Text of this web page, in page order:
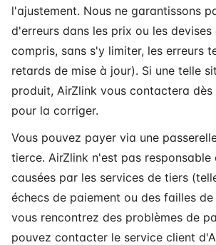
l'ajustement. Nous ne garantissons
d'erreurs dans les prix ou les
compris, sans s'y limiter, les erreurs
retards de mise à jour). Si une telle
produit, AirZlink vous contactera dès
pour la corriger.
Vous pouvez payer via une
tierce. AirZlink n'est pas responsable
causées par les services de tiers
échecs de paiement ou des failles de
vous rencontrez des problèmes de
pouvez contacter le service client